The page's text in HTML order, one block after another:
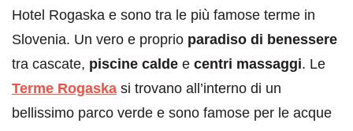
Hotel Rogaska e sono tra le più famose terme in
Slovenia. Un vero e proprio paradiso di benessere
tra cascate, piscine calde e centri massaggi. Le
Terme Rogaska si trovano all’interno di un
bellissimo parco verde e sono famose per le acque